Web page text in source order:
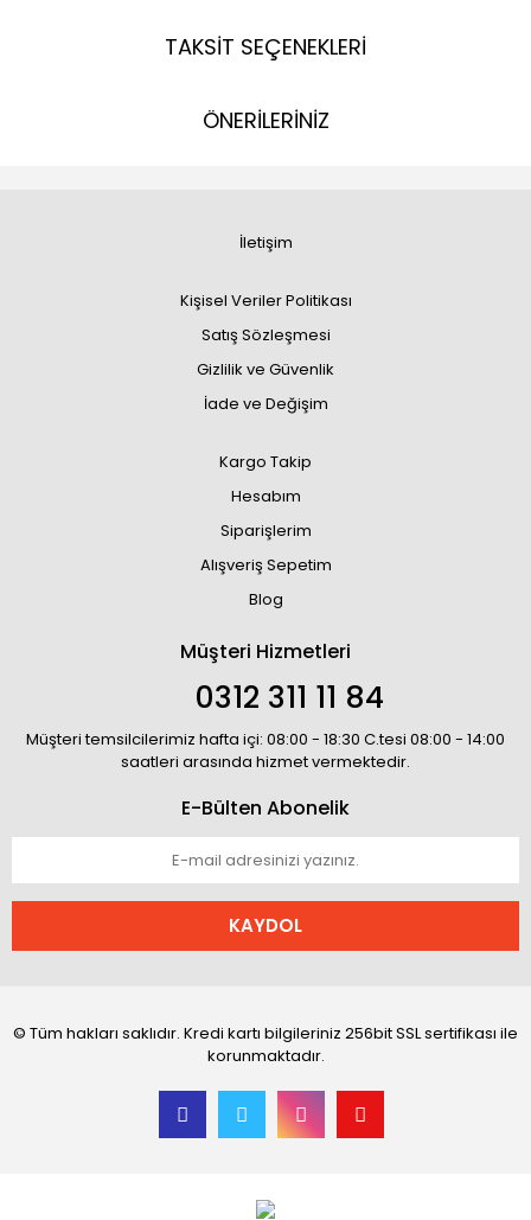
TAKSİT SEÇENEKLERİ
ÖNERİLERİNİZ
İletişim
Kişisel Veriler Politikası
Satış Sözleşmesi
Gizlilik ve Güvenlik
İade ve Değişim
Kargo Takip
Hesabım
Siparişlerim
Alışveriş Sepetim
Blog
Müşteri Hizmetleri
0312 311 11 84
Müşteri temsilcilerimiz hafta içi: 08:00 - 18:30 C.tesi 08:00 - 14:00
saatleri arasında hizmet vermektedir.
E-Bülten Abonelik
KAYDOL
© Tüm hakları saklıdır. Kredi kartı bilgileriniz 256bit SSL sertifikası ile
korunmaktadır.